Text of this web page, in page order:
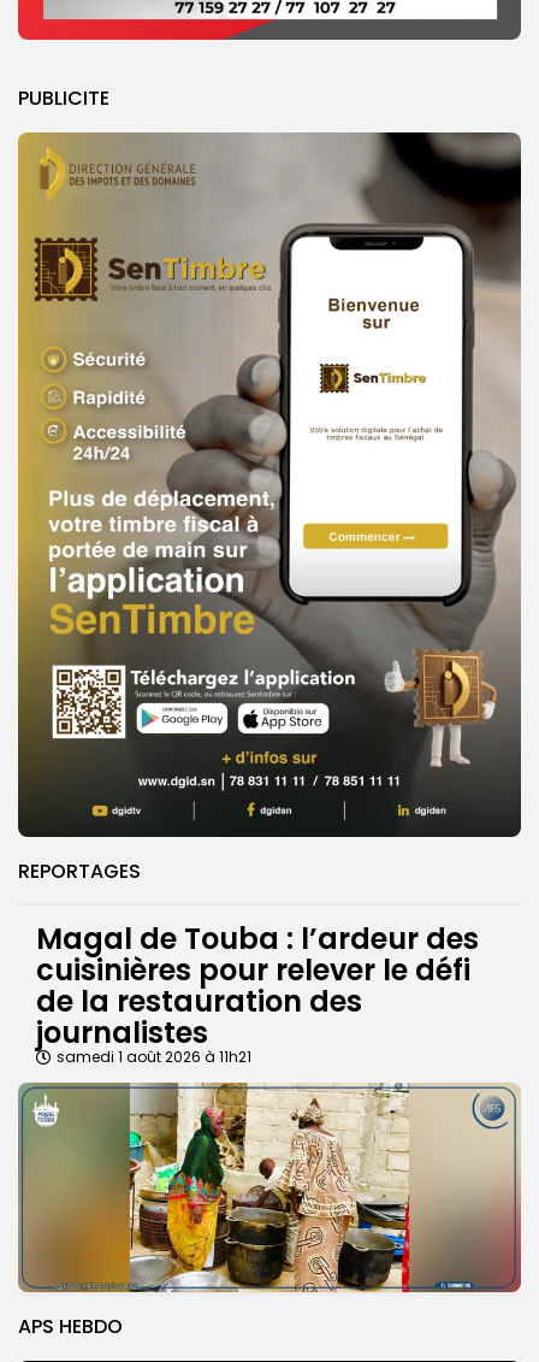
PUBLICITE
REPORTAGES
Magal de Touba : l’ardeur des
cuisinières pour relever le défi
de la restauration des
journalistes
samedi 1 août 2026 à 11h21
APS HEBDO